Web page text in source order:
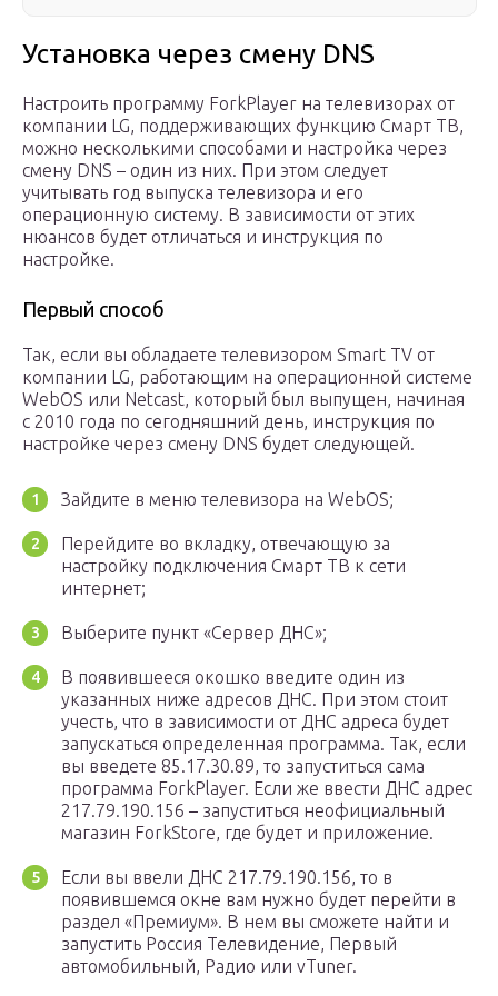
Установка через смену DNS
Настроить программу ForkPlayer на телевизорах от
компании LG, поддерживающих функцию Смарт ТВ,
можно несколькими способами и настройка через
смену DNS – один из них. При этом следует
учитывать год выпуска телевизора и его
операционную систему. В зависимости от этих
нюансов будет отличаться и инструкция по
настройке.
Первый способ
Так, если вы обладаете телевизором Smart TV от
компании LG, работающим на операционной системе
WebOS или Netcast, который был выпущен, начиная
с 2010 года по сегодняшний день, инструкция по
настройке через смену DNS будет следующей.
Зайдите в меню телевизора на WebOS;
Перейдите во вкладку, отвечающую за
настройку подключения Смарт ТВ к сети
интернет;
Выберите пункт «Сервер ДНС»;
В появившееся окошко введите один из
указанных ниже адресов ДНС. При этом стоит
учесть, что в зависимости от ДНС адреса будет
запускаться определенная программа. Так, если
вы введете 85.17.30.89, то запуститься сама
программа ForkPlayer. Если же ввести ДНС адрес
217.79.190.156 – запуститься неофициальный
магазин ForkStore, где будет и приложение.
Если вы ввели ДНС 217.79.190.156, то в
появившемся окне вам нужно будет перейти в
раздел «Премиум». В нем вы сможете найти и
запустить Россия Телевидение, Первый
автомобильный, Радио или vTuner.